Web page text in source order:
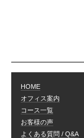
HOME
オフィス案内
コース一覧
お客様の声
よくある質問 / Q&A